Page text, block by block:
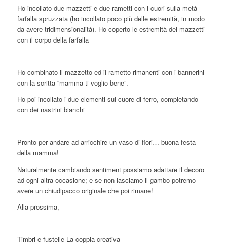
Ho incollato due mazzetti e due rametti con i cuori sulla metà
farfalla spruzzata (ho incollato poco più delle estremità, in modo
da avere tridimensionalità). Ho coperto le estremità dei mazzetti
con il corpo della farfalla
Ho combinato il mazzetto ed il rametto rimanenti con i bannerini
con la scritta “mamma ti voglio bene”.
Ho poi incollato i due elementi sul cuore di ferro, completando
con dei nastrini bianchi
Pronto per andare ad arricchire un vaso di fiori… buona festa
della mamma!
Naturalmente cambiando sentiment possiamo adattare il decoro
ad ogni altra occasione; e se non lasciamo il gambo potremo
avere un chiudipacco originale che poi rimane!
Alla prossima,
Timbri e fustelle La coppia creativa